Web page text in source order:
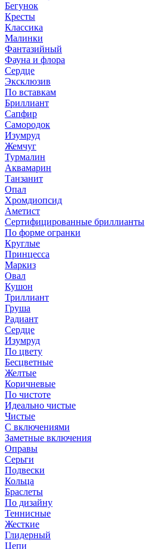
Бегунок
Кресты
Классика
Малинки
Фантазийный
Фауна и флора
Сердце
Эксклюзив
По вставкам
Бриллиант
Сапфир
Самородок
Изумруд
Жемчуг
Турмалин
Аквамарин
Танзанит
Опал
Хромдиопсид
Аметист
Сертифицированные бриллианты
По форме огранки
Круглые
Принцесса
Маркиз
Овал
Кушон
Триллиант
Груша
Радиант
Сердце
Изумруд
По цвету
Бесцветные
Желтые
Коричневые
По чистоте
Идеально чистые
Чистые
С включениями
Заметные включения
Оправы
Серьги
Подвески
Кольца
Браслеты
По дизайну
Теннисные
Жесткие
Глидерный
Цепи